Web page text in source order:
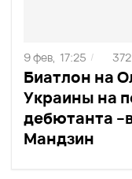
Биатлон на
Украины на
дебютанта
Мандзин
9 фев, 17:25 / 372